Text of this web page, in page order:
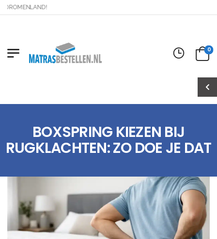
0
BOXSPRING KIEZEN BIJ
RUGKLACHTEN: ZO DOE JE DAT